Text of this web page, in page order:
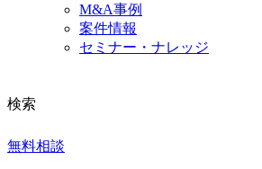
M&A事例
案件情報
セミナー・ナレッジ
検索
無料相談